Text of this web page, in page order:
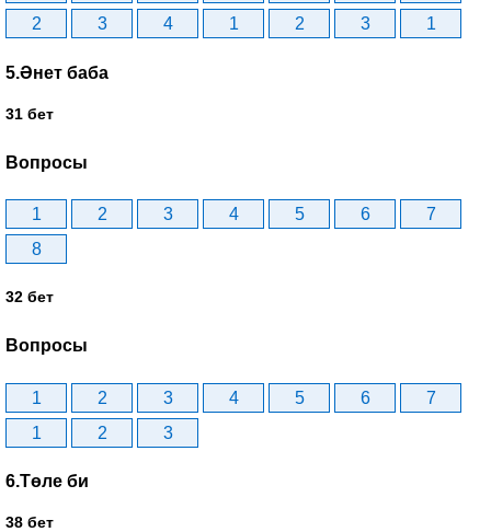
2
3 4 1 2 3 1
5.Әнет баба
31 бет
Вопросы
1 2 3 4 5 6
7
8
32 бет
Вопросы
1 2 3 4 5 6
7
1
2 3
6.Төле би
38 бет